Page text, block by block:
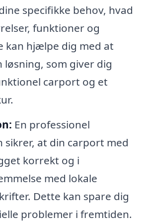
specifikke behov, hvad
funktioner og
kan hjælpe dig med at
løsning, som giver dig
carport og et
En professionel
sikrer, at din carport med
korrekt og i
med lokale
Dette kan spare dig
problemer i fremtiden.